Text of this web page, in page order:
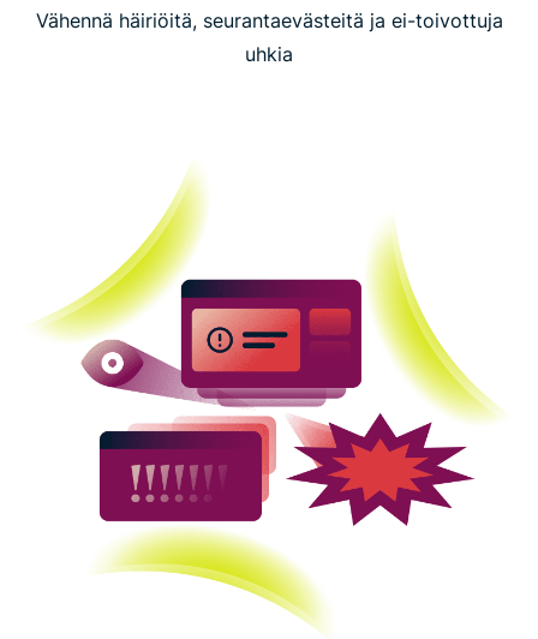
Vähennä häiriöitä, seurantaevästeitä ja ei-toivottuja
uhkia